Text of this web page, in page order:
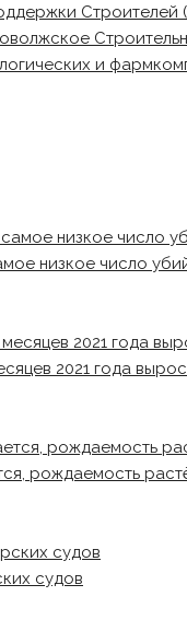
Строителей
и
низкое число
2021 года
рождаемость
судов